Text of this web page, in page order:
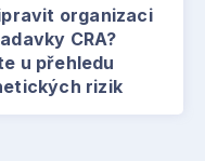
organizaci
CRA?
u přehledu
rizik